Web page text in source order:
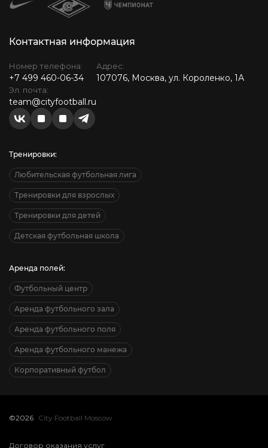
Контактная информация
Номер телефона:
+7 499 460-06-34
Эл. почта:
team@cityfootball.ru
Адрес:
107076, Москва, ул. Короленко, 1А
Тренировки:
Любительская футбольная лига
Тренировки для взрослых
Тренировки для детей
Детская футбольная школа
Аренда полей:
Футбольный центр
Аренда футбольного зала
Аренда футбольного поля
Аренда футбольного манежа
Корпоративный футбол
©2026 City Football Moscow
Договор оказания услуг